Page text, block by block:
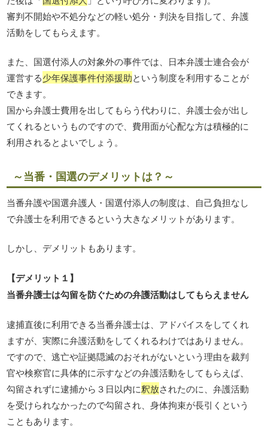
審判不開始や不処分などの軽い処分・判決を目指して、弁護
活動をしてもらえます。
また、国選付添人の対象外の事件では、日本弁護士連合会が
運営する少年保護事件付添援助という制度を利用することが
できます。
国から弁護士費用を出してもらう代わりに、弁護士会が出し
てくれるというものですので、費用面が心配な方は積極的に
利用されるとよいでしょう。
～当番・国選のデメリットは？～
当番弁護や国選弁護人・国選付添人の制度は、自己負担なし
で弁護士を利用できるという大きなメリットがあります。
しかし、デメリットもあります。
【デメリット１】
当番弁護士は勾留を防ぐための弁護活動はしてもらえません
逮捕直後に利用できる当番弁護士は、アドバイスをしてくれ
ますが、実際に弁護活動をしてくれるわけではありません。
ですので、逃亡や証拠隠滅のおそれがないという理由を裁判
官や検察官に具体的に示すなどの弁護活動をしてもらえば、
勾留されずに逮捕から３日以内に釈放されたのに、弁護活動
を受けられなかったので勾留され、身体拘束が長引くという
こともあります。